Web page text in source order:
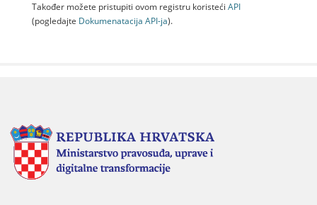
Također možete pristupiti ovom registru koristeći API
(pogledajte Dokumenаtаcijа API-jа).